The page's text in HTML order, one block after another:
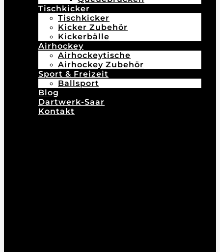
Tischkicker
Tischkicker
Kicker Zubehör
Kickerbälle
Airhockey
Airhockeytische
Airhockey Zubehör
Sport & Freizeit
Ballsport
Blog
Dartwerk-Saar
Kontakt